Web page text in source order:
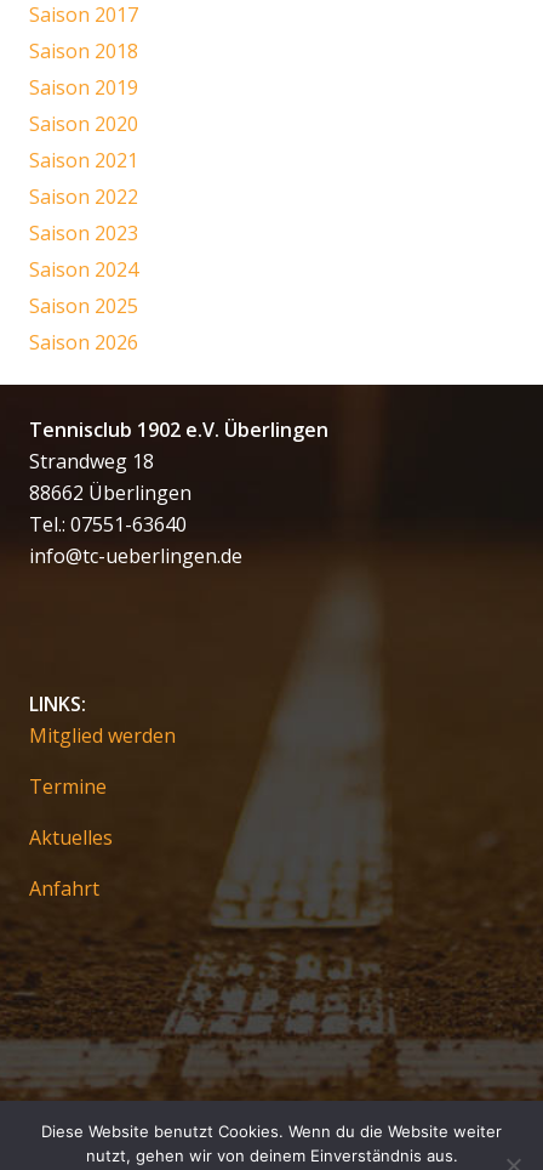
Saison 2017
Saison 2018
Saison 2019
Saison 2020
Saison 2021
Saison 2022
Saison 2023
Saison 2024
Saison 2025
Saison 2026
Tennisclub 1902 e.V. Überlingen
Strandweg 18
88662 Überlingen
Tel.: 07551-63640
info@tc-ueberlingen.de
LINKS:
Mitglied werden
Termine
Aktuelles
Anfahrt
Impressum
Diese Website benutzt Cookies. Wenn du die Website weiter
nutzt, gehen wir von deinem Einverständnis aus.